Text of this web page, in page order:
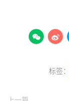
 
标签：